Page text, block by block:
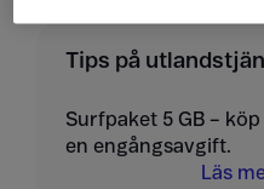
Tips på
Surfpaket 5 GB –
en engångsavgift.
Läs